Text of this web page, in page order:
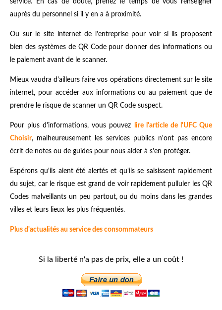
service. En cas de doute, prenez le temps de vous renseigner
auprès du personnel si il y en a à proximité.
Ou sur le site internet de l'entreprise pour voir si ils proposent
bien des systèmes de QR Code pour donner des informations ou
le paiement avant de le scanner.
Mieux vaudra d'ailleurs faire vos opérations directement sur le site
internet, pour accéder aux informations ou au paiement que de
prendre le risque de scanner un QR Code suspect.
Pour plus d'informations, vous pouvez
lire l'article de l'UFC Que
Choisir, malheureusement les services publics n'ont pas encore
écrit de notes ou de guides pour nous aider à s'en protéger.
Espérons qu'ils aient été alertés et qu'ils se saisissent rapidement
du sujet, car le risque est grand de voir rapidement pulluler les QR
Codes malveillants un peu partout, ou du moins dans les grandes
villes et leurs lieux les plus fréquentés.
Plus d'actualités au service des consommateurs
Si la liberté n'a pas de prix, elle a un coût !